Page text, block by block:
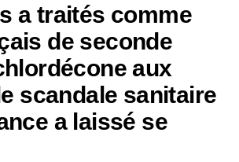
a traités comme
de seconde
aux
scandale sanitaire
a laissé se